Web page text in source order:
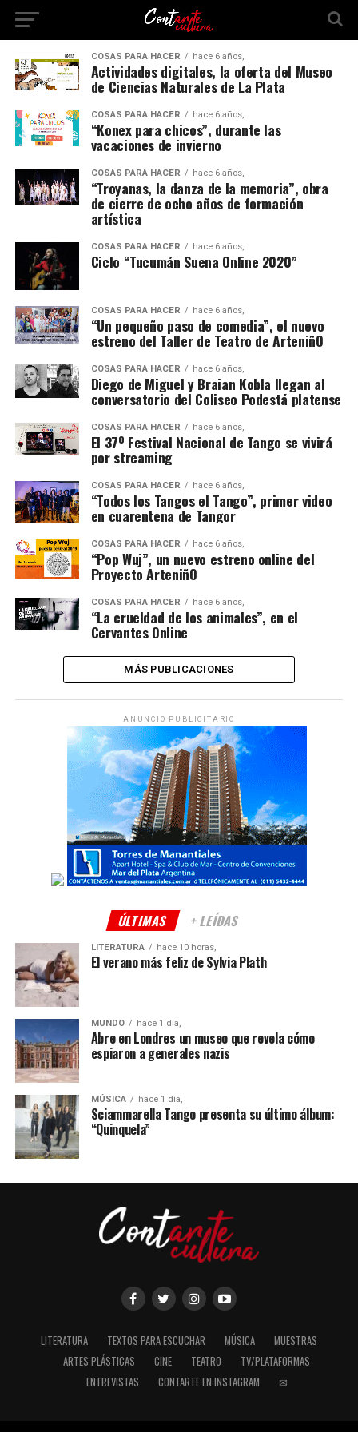
COSAS PARA HACER hace 6 años,
Actividades digitales, la oferta del Museo
de Ciencias Naturales de La Plata
COSAS PARA HACER hace 6 años,
“Konex para chicos”, durante las
vacaciones de invierno
COSAS PARA HACER hace 6 años,
“Troyanas, la danza de la memoria”, obra
de cierre de ocho años de formación
artística
COSAS PARA HACER hace 6 años,
Ciclo “Tucumán Suena Online 2020”
COSAS PARA HACER hace 6 años,
“Un pequeño paso de comedia”, el nuevo
estreno del Taller de Teatro de ArteniñO
COSAS PARA HACER hace 6 años,
Diego de Miguel y Braian Kobla llegan al
conversatorio del Coliseo Podestá platense
COSAS PARA HACER hace 6 años,
El 37º Festival Nacional de Tango se vivirá
por streaming
COSAS PARA HACER hace 6 años,
“Todos los Tangos el Tango”, primer video
en cuarentena de Tangor
COSAS PARA HACER hace 6 años,
“Pop Wuj”, un nuevo estreno online del
Proyecto ArteniñO
COSAS PARA HACER hace 6 años,
“La crueldad de los animales”, en el
Cervantes Online
MÁS PUBLICACIONES
ANUNCIO PUBLICITARIO
ÚLTIMAS + LEÍDAS
LITERATURA hace 10 horas,
El verano más feliz de Sylvia Plath
MUNDO hace 1 día,
Abre en Londres un museo que revela cómo
espiaron a generales nazis
MÚSICA hace 1 día,
Sciammarella Tango presenta su último álbum:
“Quinquela”
LITERATURA TEXTOS PARA ESCUCHAR MÚSICA
MUESTRAS
ARTES PLÁSTICAS
CINE TEATRO
TV/PLATAFORMAS
ENTREVISTAS
CONTARTE EN INSTAGRAM ✉